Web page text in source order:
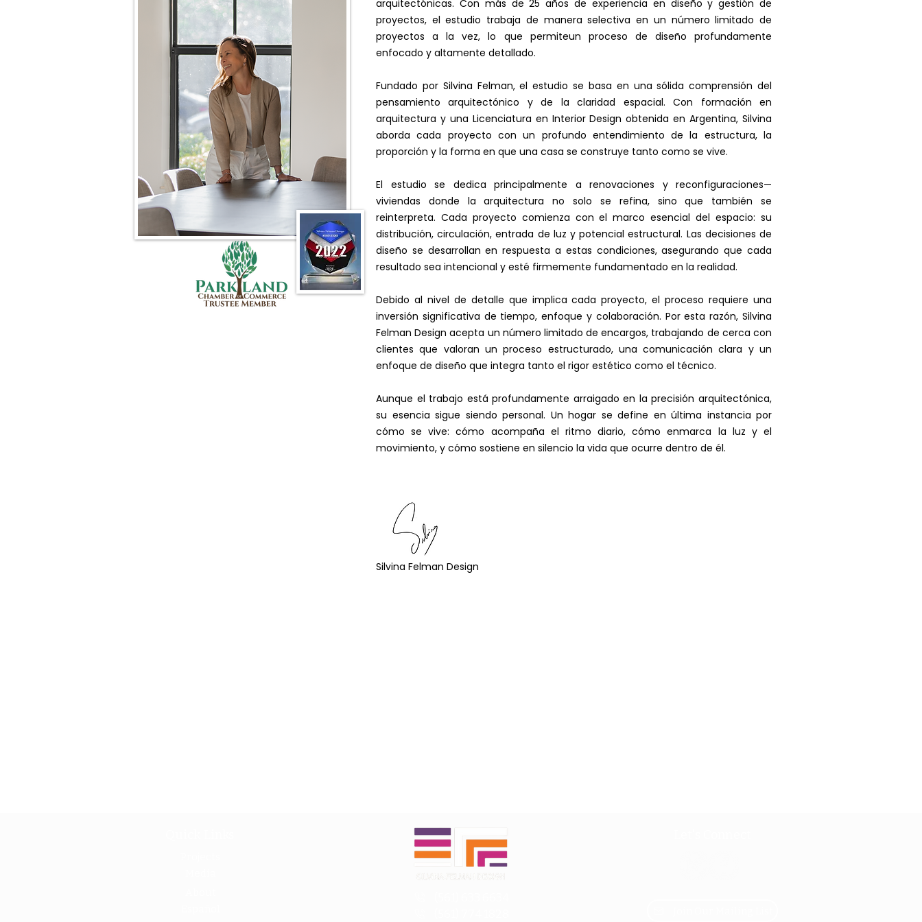
arquitectónicas. Con más de 25 años de experiencia en diseño y gestión de
proyectos, el estudio trabaja de manera selectiva en un número limitado de
proyectos a la vez, lo que permiteun proceso de diseño profundamente
enfocado y altamente detallado.
Fundado por Silvina Felman, el estudio se basa en una sólida comprensión del
pensamiento arquitectónico y de la claridad espacial. Con formación en
arquitectura y una Licenciatura en Interior Design obtenida en Argentina, Silvina
aborda cada proyecto con un profundo entendimiento de la estructura, la
proporción y la forma en que una casa se construye tanto como se vive.
El estudio se dedica principalmente a renovaciones y reconfiguraciones—
viviendas donde la arquitectura no solo se refina, sino que también se
reinterpreta. Cada proyecto comienza con el marco esencial del espacio: su
distribución, circulación, entrada de luz y potencial estructural. Las decisiones de
diseño se desarrollan en respuesta a estas condiciones, asegurando que cada
resultado sea intencional y esté firmemente fundamentado en la realidad.
Debido al nivel de detalle que implica cada proyecto, el proceso requiere una
inversión significativa de tiempo, enfoque y colaboración. Por esta razón, Silvina
Felman Design acepta un número limitado de encargos, trabajando de cerca con
clientes que valoran un proceso estructurado, una comunicación clara y un
enfoque de diseño que integra tanto el rigor estético como el técnico.
Aunque el trabajo está profundamente arraigado en la precisión arquitectónica,
su esencia sigue siendo personal. Un hogar se define en última instancia por
cómo se vive: cómo acompaña el ritmo diario, cómo enmarca la luz y el
movimiento, y cómo sostiene en silencio la vida que ocurre dentro de él.
Silvina Felman Design